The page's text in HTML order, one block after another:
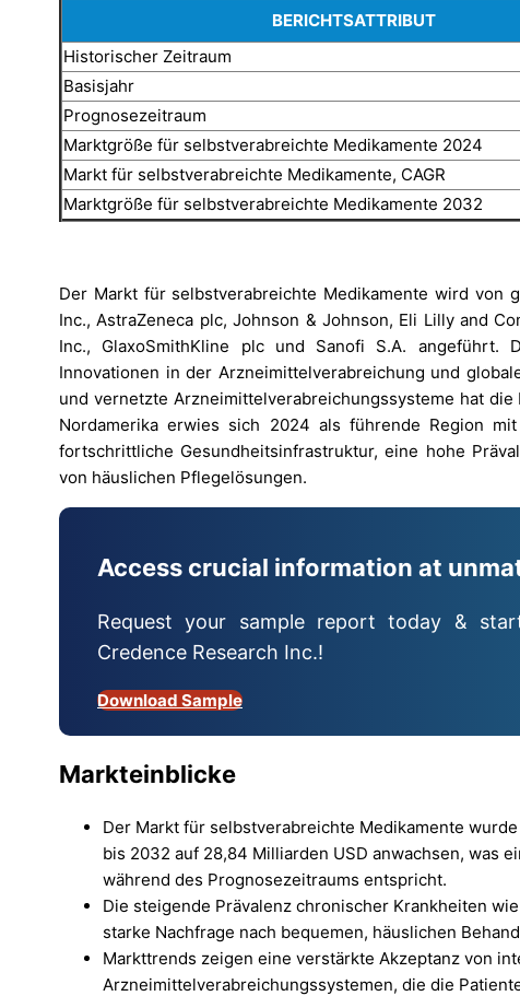
BERICHTSATTRIBUT
Historischer Zeitraum
Basisjahr
Prognosezeitraum
Marktgröße für selbstverabreichte Medikamente 2024
Markt für selbstverabreichte Medikamente, CAGR
Marktgröße für selbstverabreichte Medikamente 2032
Der Markt für selbstverabreichte Medikamente wird von
Inc., AstraZeneca plc, Johnson & Johnson, Eli Lilly and
Inc., GlaxoSmithKline plc und Sanofi S.A. angeführt.
Innovationen in der Arzneimittelverabreichung und
und vernetzte Arzneimittelverabreichungssysteme hat
Nordamerika erwies sich 2024 als führende Region
fortschrittliche Gesundheitsinfrastruktur, eine hohe
von häuslichen Pflegelösungen.
Access crucial information at
Request your sample report today &
Credence Research Inc.!
Download Sample
Markteinblicke
Der Markt für selbstverabreichte Medikamente
bis 2032 auf 28,84 Milliarden USD anwachsen, was
während des Prognosezeitraums entspricht.
Die steigende Prävalenz chronischer Krankheiten
starke Nachfrage nach bequemen, häuslichen
Markttrends zeigen eine verstärkte Akzeptanz von
Arzneimittelverabreichungssystemen, die die